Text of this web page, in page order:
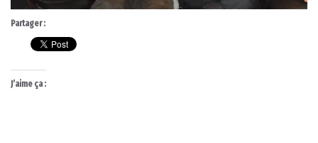
Partager :
J’aime ça :